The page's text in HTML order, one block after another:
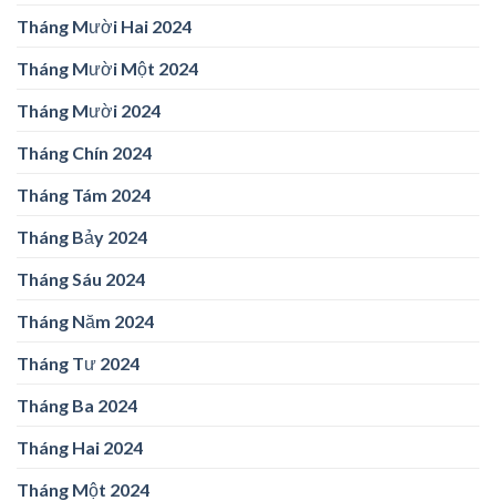
Tháng Mười Hai 2024
Tháng Mười Một 2024
Tháng Mười 2024
Tháng Chín 2024
Tháng Tám 2024
Tháng Bảy 2024
Tháng Sáu 2024
Tháng Năm 2024
Tháng Tư 2024
Tháng Ba 2024
Tháng Hai 2024
Tháng Một 2024